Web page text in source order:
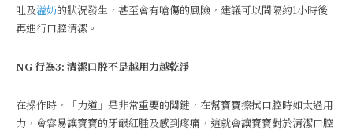
吐及溢奶的狀況發生，甚至會有嗆傷的風險，建議可以間隔約1小時後
再進行口腔清潔。
NG 行為3: 清潔口腔不是越用力越乾淨
在操作時，「力道」是非常重要的關鍵，在幫寶寶擦拭口腔時如太過用
力，會容易讓寶寶的牙齦紅腫及感到疼痛，這就會讓寶寶對於清潔口腔